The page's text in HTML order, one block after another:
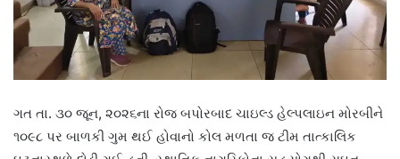
ગત તા. ૩૦ જૂન, ૨૦૨૬ના રોજ બપોરબાદ ચાઇલ્ડ હેલ્પલાઇન મોરબીને
૧૦૯૮ પર બાળકી ગુમ થઈ હોવાનો કોલ મળતા જ ટીમ તાત્કાલિક